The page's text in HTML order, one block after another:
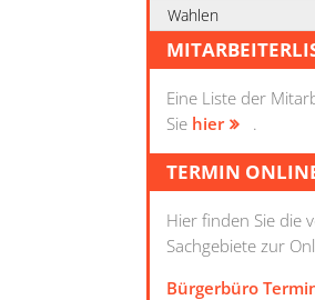
Wahlen
Eine Liste der
Sie hier .
TERMIN
Hier finden Sie die
Sachgebiete zur
Bürgerbüro